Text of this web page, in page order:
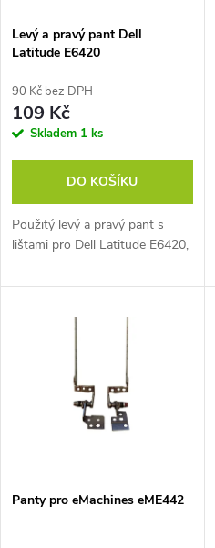
p
r
o
u
k
s
p
r
o
d
u
k
Levý a pravý pant Dell
Latitude E6420
90 Kč bez DPH
109 Kč
Skladem 1 ks
DO KOŠÍKU
Použitý levý a pravý pant s
lištami pro Dell Latitude E6420,
Panty pro eMachines eME442